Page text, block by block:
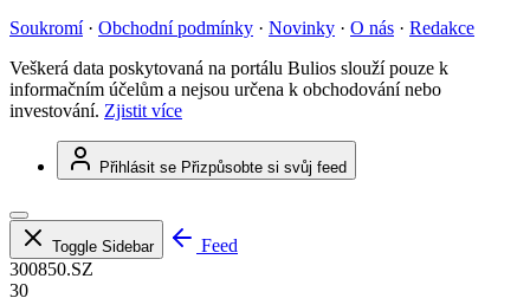
Soukromí · Obchodní podmínky · Novinky · O nás · Redakce
Veškerá data poskytovaná na portálu Bulios slouží pouze k
informačním účelům a nejsou určena k obchodování nebo
investování. Zjistit více
Přihlásit se Přizpůsobte si svůj feed
Toggle Sidebar
Feed
300850.SZ
30